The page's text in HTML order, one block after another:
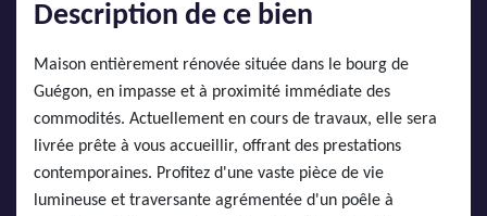
Description de ce bien
Maison entièrement rénovée située dans le bourg de
Guégon, en impasse et à proximité immédiate des
commodités. Actuellement en cours de travaux, elle sera
livrée prête à vous accueillir, offrant des prestations
contemporaines. Profitez d'une vaste pièce de vie
lumineuse et traversante agrémentée d'un poêle à